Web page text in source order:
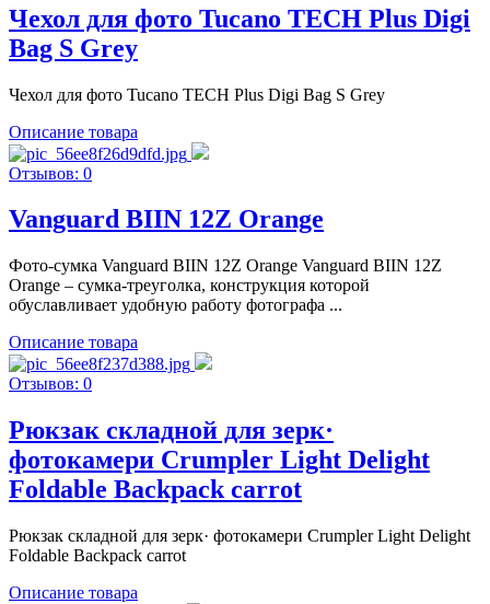
Чехол для фото Tucano TECH Plus Digi
Bag S Grey
Чехол для фото Tucano TECH Plus Digi Bag S Grey
Описание товара
Отзывов: 0
Vanguard BIIN 12Z Orange
Фото-сумка Vanguard BIIN 12Z Orange Vanguard BIIN 12Z
Orange – сумка-треуголка, конструкция которой
обуславливает удобную работу фотографа ...
Описание товара
Отзывов: 0
Рюкзак складной для зерк·
фотокамери Crumpler Light Delight
Foldable Backpack carrot
Рюкзак складной для зерк· фотокамери Crumpler Light Delight
Foldable Backpack carrot
Описание товара